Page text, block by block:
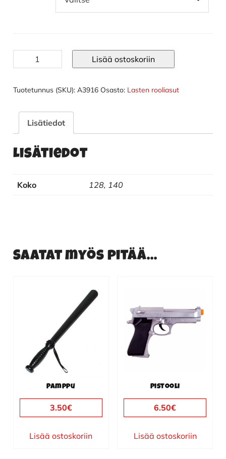
poliisiasu
Lisää ostoskoriin
Tuotetunnus (SKU): A3916 Osasto: Lasten rooliasut
Lisätiedot
Lisätiedot
Koko 128, 140
Saatat myös pitää...
Pamppu
3.50€
Lisää ostoskoriin
Pistooli
6.50€
Lisää ostoskoriin